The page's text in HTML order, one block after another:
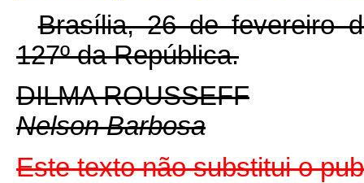
Brasília, 26 de fevereiro
127º da República.
DILMA ROUSSEFF
Nelson Barbosa
Este texto não substitui o